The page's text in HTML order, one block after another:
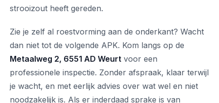
strooizout heeft gereden.
Zie je zelf al roestvorming aan de onderkant? Wacht
dan niet tot de volgende APK. Kom langs op de
Metaalweg 2, 6551 AD Weurt voor een
professionele inspectie. Zonder afspraak, klaar terwijl
je wacht, en met eerlijk advies over wat wel en niet
noodzakelijk is. Als er inderdaad sprake is van